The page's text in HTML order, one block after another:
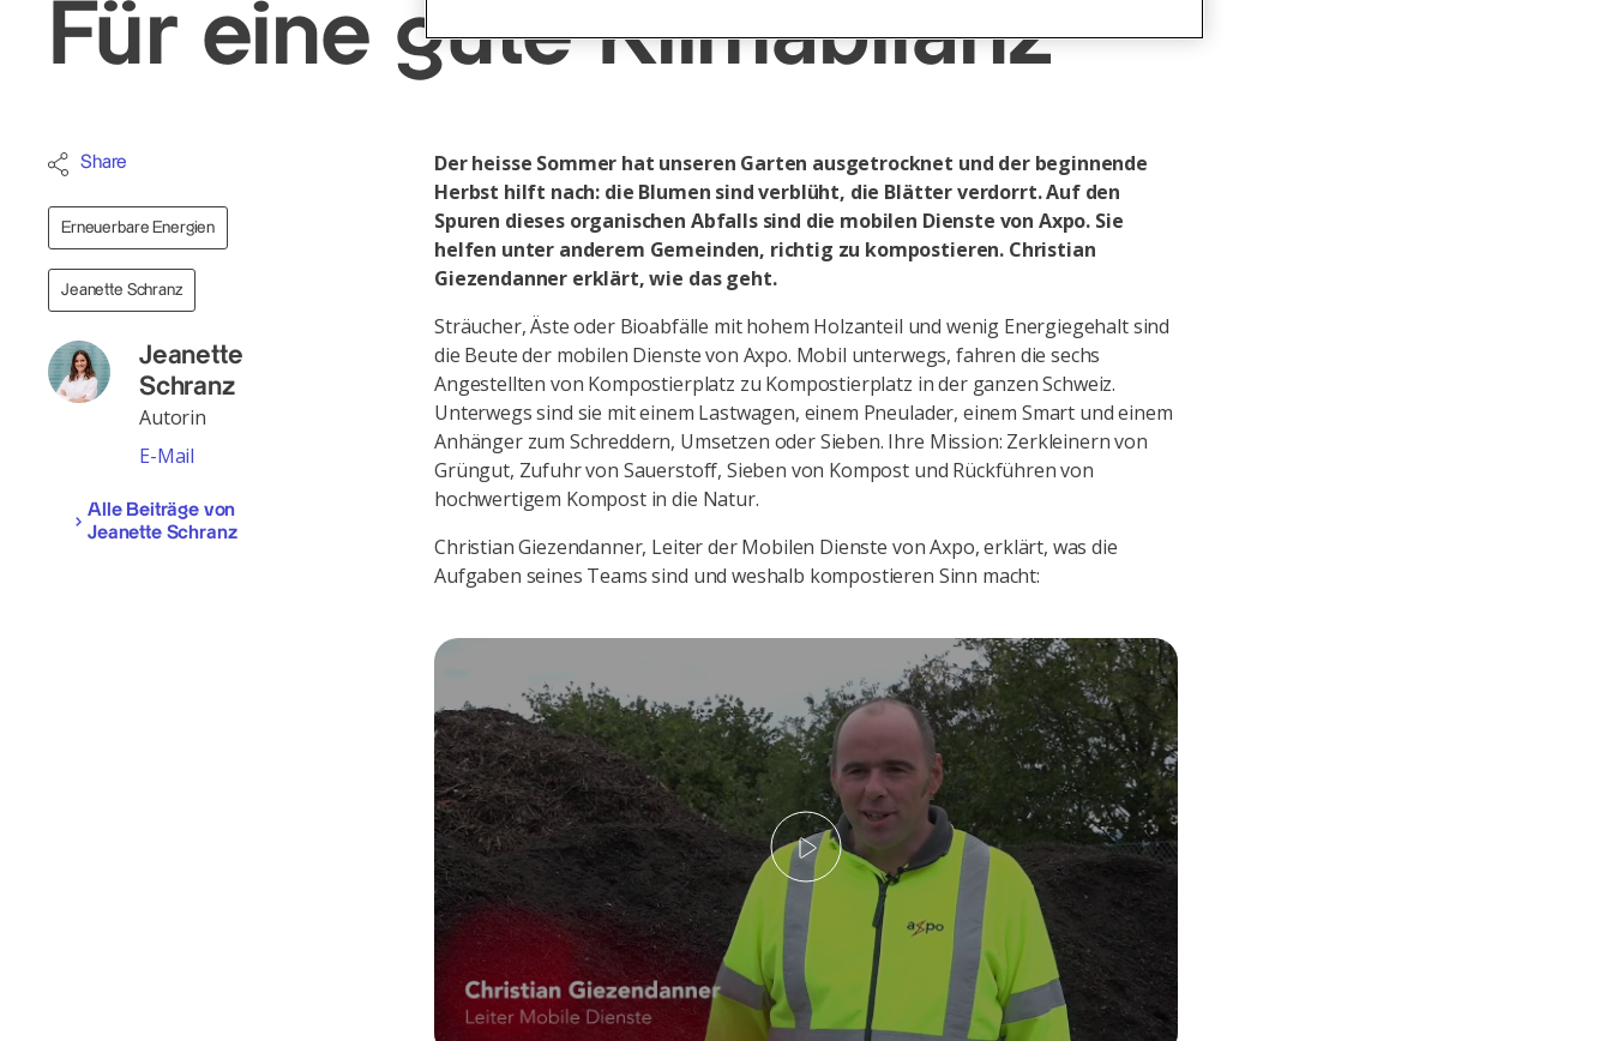
Für eine gute Klimabilanz
Share
Erneuerbare Energien
Jeanette Schranz
Jeanette
Schranz
Autorin
E-Mail
Alle Beiträge von
Jeanette Schranz
Der heisse Sommer hat unseren Garten ausgetrocknet und der beginnende
Herbst hilft nach: die Blumen sind verblüht, die Blätter verdorrt. Auf den
Spuren dieses organischen Abfalls sind die mobilen Dienste von Axpo. Sie
helfen unter anderem Gemeinden, richtig zu kompostieren. Christian
Giezendanner erklärt, wie das geht.
Sträucher, Äste oder Bioabfälle mit hohem Holzanteil und wenig Energiegehalt sind
die Beute der mobilen Dienste von Axpo. Mobil unterwegs, fahren die sechs
Angestellten von Kompostierplatz zu Kompostierplatz in der ganzen Schweiz.
Unterwegs sind sie mit einem Lastwagen, einem Pneulader, einem Smart und einem
Anhänger zum Schreddern, Umsetzen oder Sieben. Ihre Mission: Zerkleinern von
Grüngut, Zufuhr von Sauerstoff, Sieben von Kompost und Rückführen von
hochwertigem Kompost in die Natur.
Christian Giezendanner, Leiter der Mobilen Dienste von Axpo, erklärt, was die
Aufgaben seines Teams sind und weshalb kompostieren Sinn macht:
Play